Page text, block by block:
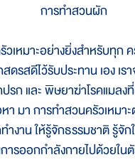
การทำสวนผัก
เหมาะอย่างยิ่งสำหรับทุก ค
ดรสดีไว้รับประทาน เอง เร
รก และ พิษยาฆ่าโรคแมลง
า มา การทำสวนครัวเหมา
ำงาน ให้รู้จักธรรมชาติ รู้จัก
ารออกกำลังกายไปด้วยใน